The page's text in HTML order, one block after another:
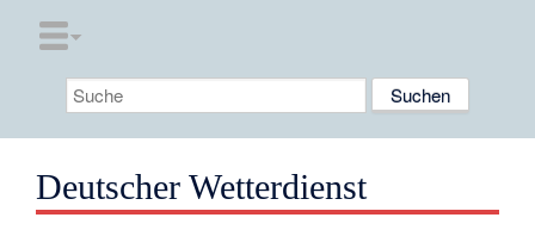
Deutscher Wetterdienst